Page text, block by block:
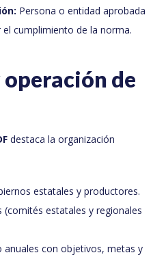
Persona o entidad aprobada
cumplimiento de la norma.
de
destaca la organización
estatales y productores.
(comités estatales y regionales
anuales con objetivos, metas y